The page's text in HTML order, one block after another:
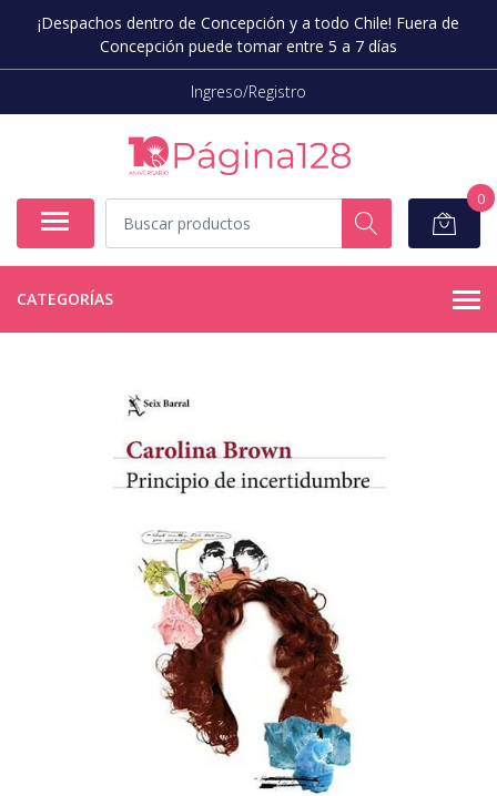
¡Despachos dentro de Concepción y a todo Chile! Fuera de
Concepción puede tomar entre 5 a 7 días
Ingreso/Registro
0
CATEGORÍAS